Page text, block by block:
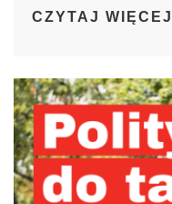
CZYTAJ WIĘCEJ